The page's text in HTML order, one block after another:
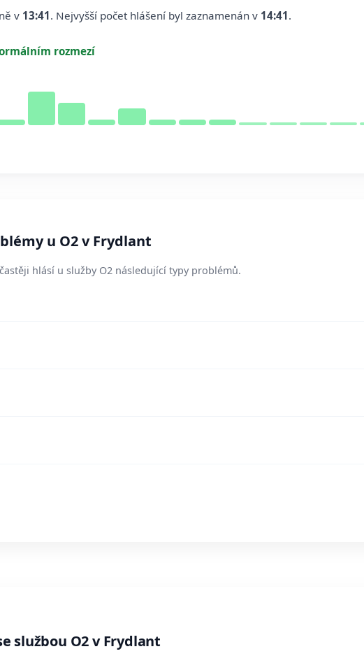
v 13:41. Nejvyšší počet hlášení byl zaznamenán v 14:41.
rozmezí
u O2 v Frydlant
hlásí u služby O2 následující typy problémů.
službou O2 v Frydlant